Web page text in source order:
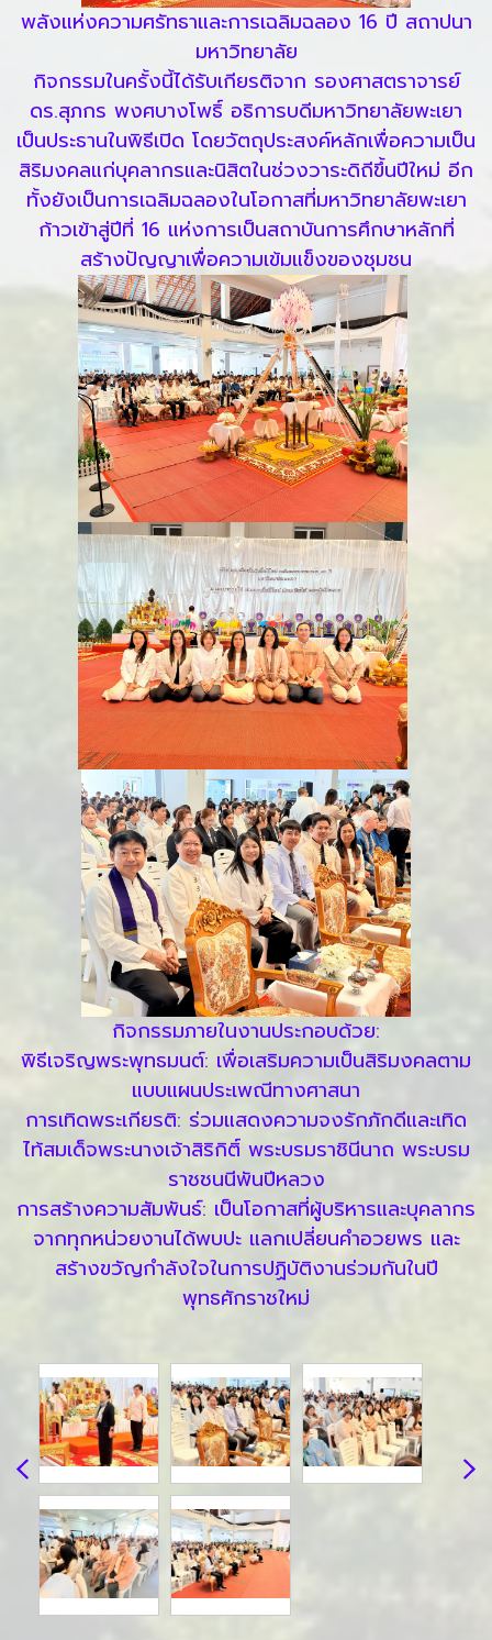
พลังแห่งความศรัทธาและการเฉลิมฉลอง 16 ปี สถาปนา
มหาวิทยาลัย
กิจกรรมในครั้งนี้ได้รับเกียรติจาก รองศาสตราจารย์
ดร.สุภกร พงศบางโพธิ์ อธิการบดีมหาวิทยาลัยพะเยา
เป็นประธานในพิธีเปิด โดยวัตถุประสงค์หลักเพื่อความเป็น
สิริมงคลแก่บุคลากรและนิสิตในช่วงวาระดิถีขึ้นปีใหม่ อีก
ทั้งยังเป็นการเฉลิมฉลองในโอกาสที่มหาวิทยาลัยพะเยา
ก้าวเข้าสู่ปีที่ 16 แห่งการเป็นสถาบันการศึกษาหลักที่
สร้างปัญญาเพื่อความเข้มแข็งของชุมชน
กิจกรรมภายในงานประกอบด้วย:
พิธีเจริญพระพุทธมนต์: เพื่อเสริมความเป็นสิริมงคลตาม
แบบแผนประเพณีทางศาสนา
การเทิดพระเกียรติ: ร่วมแสดงความจงรักภักดีและเทิด
ไท้สมเด็จพระนางเจ้าสิริกิติ์ พระบรมราชินีนาถ พระบรม
ราชชนนีพันปีหลวง
การสร้างความสัมพันธ์: เป็นโอกาสที่ผู้บริหารและบุคลากร
จากทุกหน่วยงานได้พบปะ แลกเปลี่ยนคำอวยพร และ
สร้างขวัญกำลังใจในการปฏิบัติงานร่วมกันในปี
พุทธศักราชใหม่